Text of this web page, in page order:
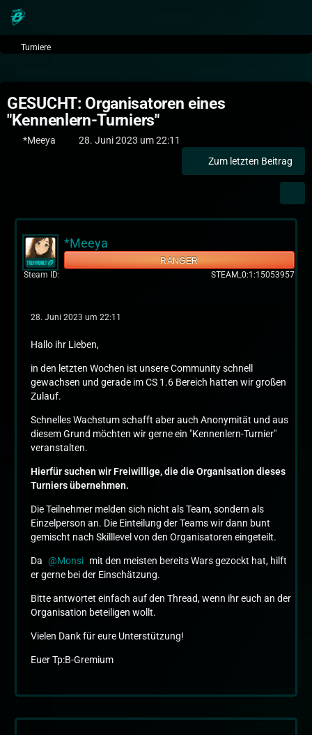
Turniere
GESUCHT: Organisatoren eines
"Kennenlern-Turniers"
*Meeya
28. Juni 2023 um 22:11
Zum letzten Beitrag
*Meeya
RANGER
Steam ID
STEAM_0:1:15053957
28. Juni 2023 um 22:11
Hallo ihr Lieben,
in den letzten Wochen ist unsere Community schnell
gewachsen und gerade im CS 1.6 Bereich hatten wir großen
Zulauf.
Schnelles Wachstum schafft aber auch Anonymität und aus
diesem Grund möchten wir gerne ein "Kennenlern-Turnier"
veranstalten.
Hierfür suchen wir Freiwillige, die die Organisation dieses
Turniers übernehmen.
Die Teilnehmer melden sich nicht als Team, sondern als
Einzelperson an. Die Einteilung der Teams wir dann bunt
gemischt nach Skilllevel von den Organisatoren eingeteilt.
Da Monsi mit den meisten bereits Wars gezockt hat, hilft
er gerne bei der Einschätzung.
Bitte antwortet einfach auf den Thread, wenn ihr euch an der
Organisation beteiligen wollt.
Vielen Dank für eure Unterstützung!
Euer Tp:B-Gremium